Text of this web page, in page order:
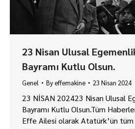
23 Nisan Ulusal
Bayramı Kutlu Olsun.
Genel Byeffemakine 23 Nisan 2024
23 NİSAN 202423 Nisan Ulusal
Bayramı Kutlu Olsun.Tüm
Effe Ailesi olarak Atatürk’ün tüm